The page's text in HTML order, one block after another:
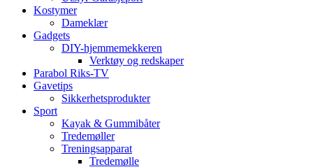
Kostymer
Dameklær
Gadgets
DIY-hjemmemekkeren
Verktøy og redskaper
Parabol Riks-TV
Gavetips
Sikkerhetsprodukter
Sport
Kayak & Gummibåter
Tredemøller
Treningsapparat
Tredemølle